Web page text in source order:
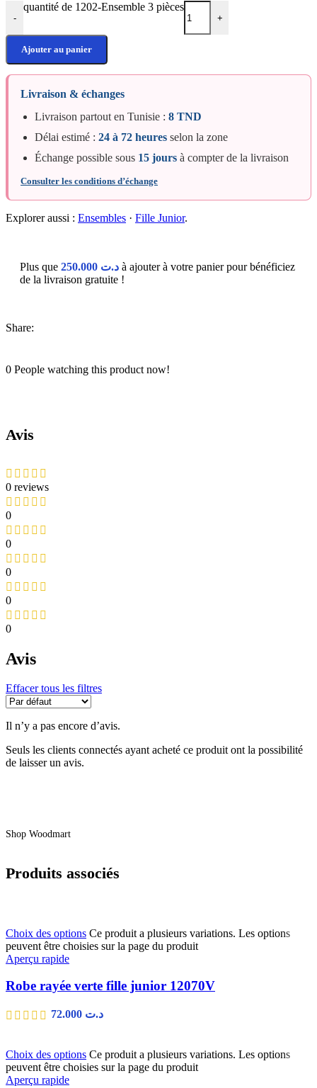
-
quantité de 1202-Ensemble 3 pièces
+
Ajouter au panier
Livraison & échanges
Livraison partout en Tunisie : 8 TND
Délai estimé : 24 à 72 heures selon la zone
Échange possible sous 15 jours à compter de la livraison
Consulter les conditions d’échange
Explorer aussi : Ensembles · Fille Junior.
Plus que د.ت à ajouter à votre panier pour bénéficiez
de la livraison gratuite !
Share:
0 People watching this product now!
Avis
0 reviews
0
0
0
0
0
Avis
Effacer tous les filtres
Il n’y a pas encore d’avis.
Seuls les clients connectés ayant acheté ce produit ont la possibilité
de laisser un avis.
Shop Woodmart
Produits associés
Choix des options Ce produit a plusieurs variations. Les options
peuvent être choisies sur la page du produit
Aperçu rapide
Robe rayée verte fille junior 12070V
د.ت
Choix des options Ce produit a plusieurs variations. Les options
peuvent être choisies sur la page du produit
Aperçu rapide